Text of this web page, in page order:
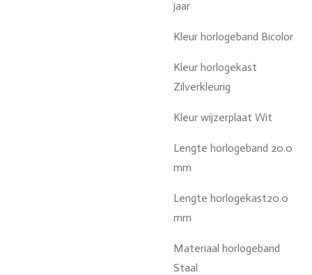
jaar
Kleur horlogeband Bicolor
Kleur horlogekast
Zilverkleurig
Kleur wijzerplaat Wit
Lengte horlogeband 20.0
mm
Lengte horlogekast20.0
mm
Materiaal horlogeband
Staal